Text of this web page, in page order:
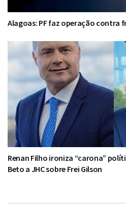
Alagoas: PF faz operação contra
Renan Filho ironiza “carona”
Beto a JHC sobre Frei Gilson